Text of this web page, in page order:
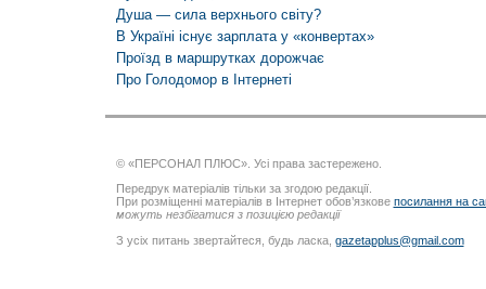
Душа — сила верхнього світу?
В Україні існує зарплата у «конвертах»
Проїзд в маршрутках дорожчає
Про Голодомор в Інтернеті
© «ПЕРСОНАЛ ПЛЮС». Усі права застережено.
Передрук матеріалів тільки за згодою редакції.
При розміщенні матеріалів в Інтернет обов’язкове посилання на
можуть незбігатися з позицією редакції
З усіх питань звертайтеся, будь ласка, gazetapplus@gmail.com